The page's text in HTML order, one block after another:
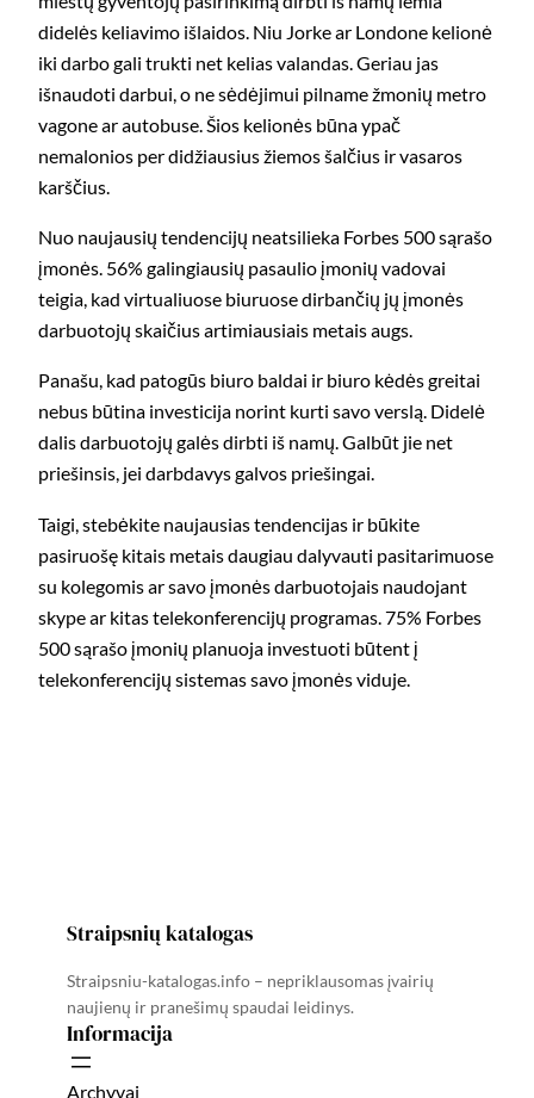
didelės keliavimo išlaidos. Niu Jorke ar Londone kelionė
iki darbo gali trukti net kelias valandas. Geriau jas
išnaudoti darbui, o ne sėdėjimui pilname žmonių metro
vagone ar autobuse. Šios kelionės būna ypač
nemalonios per didžiausius žiemos šalčius ir vasaros
karščius.
Nuo naujausių tendencijų neatsilieka Forbes 500 sąrašo
įmonės. 56% galingiausių pasaulio įmonių vadovai
teigia, kad virtualiuose biuruose dirbančių jų įmonės
darbuotojų skaičius artimiausiais metais augs.
Panašu, kad patogūs biuro baldai ir biuro kėdės greitai
nebus būtina investicija norint kurti savo verslą. Didelė
dalis darbuotojų galės dirbti iš namų. Galbūt jie net
priešinsis, jei darbdavys galvos priešingai.
Taigi, stebėkite naujausias tendencijas ir būkite
pasiruošę kitais metais daugiau dalyvauti pasitarimuose
su kolegomis ar savo įmonės darbuotojais naudojant
skype ar kitas telekonferencijų programas. 75% Forbes
500 sąrašo įmonių planuoja investuoti būtent į
telekonferencijų sistemas savo įmonės viduje.
Straipsnių katalogas
Straipsniu-katalogas.info – nepriklausomas įvairių
naujienų ir pranešimų spaudai leidinys.
Informacija
Archyvai